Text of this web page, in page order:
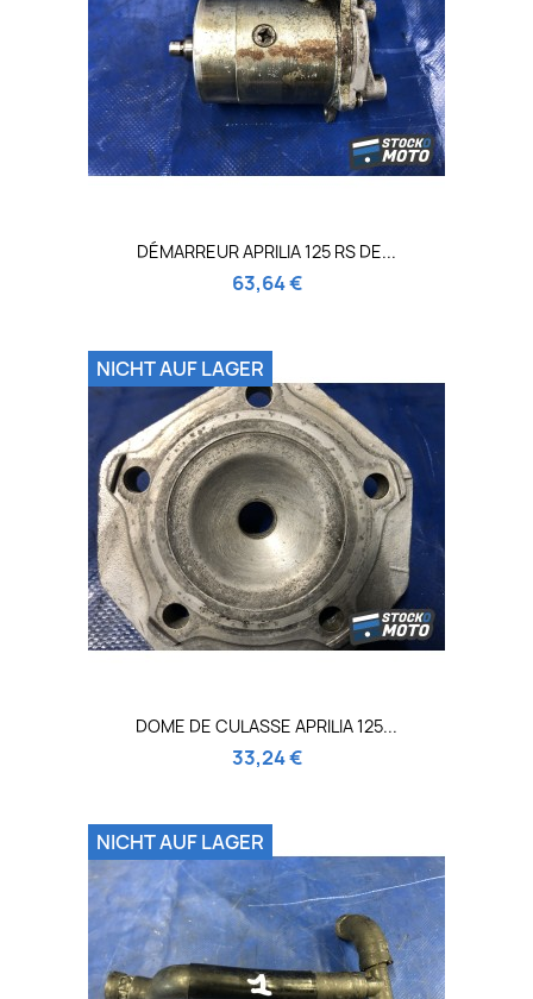
DÉMARREUR APRILIA 125 RS DE...
63,64 €
DOME DE CULASSE APRILIA 125...
33,24 €
NICHT AUF LAGER
NICHT AUF LAGER